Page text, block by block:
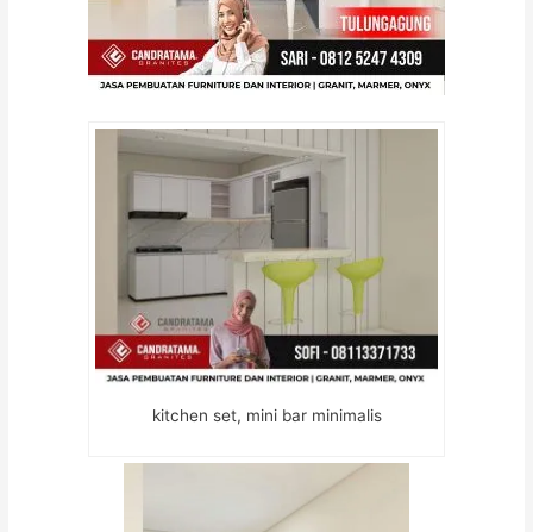
kitchen set, mini bar minimalis